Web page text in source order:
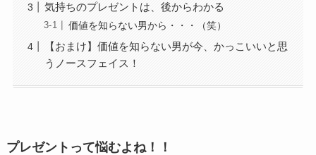
気持ちのプレゼントは、後からわかる
価値を知らない男から・・・（笑）
【おまけ】価値を知らない男が今、かっこいいと思
うノースフェイス！
プレゼントって悩むよね！！